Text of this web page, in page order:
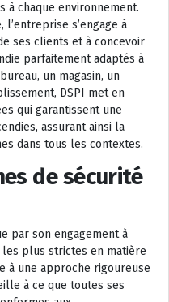
à chaque environnement.
s’engage à
ses clients et à concevoir
parfaitement adaptés à
un magasin, un
DSPI met en
qui garantissent une
assurant ainsi la
dans tous les contextes.
de sécurité
par son engagement à
plus strictes en matière
à une approche rigoureuse
à ce que toutes ses